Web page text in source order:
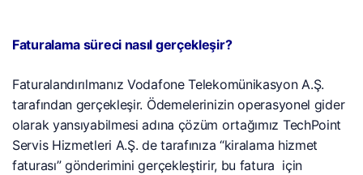
Faturalama süreci nasıl gerçekleşir?
Faturalandırılmanız Vodafone Telekomünikasyon A.Ş.
tarafından gerçekleşir. Ödemelerinizin operasyonel gider
olarak yansıyabilmesi adına çözüm ortağımız TechPoint
Servis Hizmetleri A.Ş. de tarafınıza “kiralama hizmet
faturası” gönderimini gerçekleştirir, bu fatura için